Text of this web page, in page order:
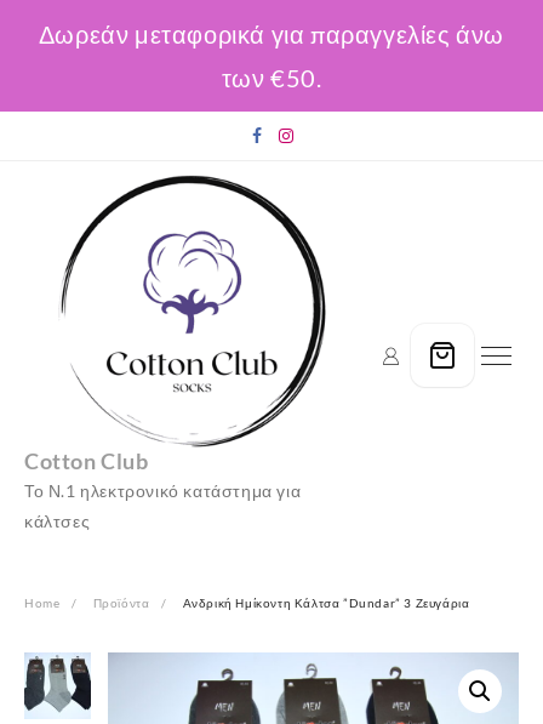
Δωρεάν μεταφορικά για παραγγελίες άνω
των €50.
Cotton Club
Το Ν.1 ηλεκτρονικό κατάστημα για
κάλτσες
Home Προϊόντα Ανδρική Ημίκοντη Κάλτσα ”Dundar” 3 Ζευγάρια